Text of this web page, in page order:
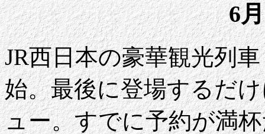
6
JR西日本の豪華観光列
始。最後に登場するだ
ュー。すでに予約が満